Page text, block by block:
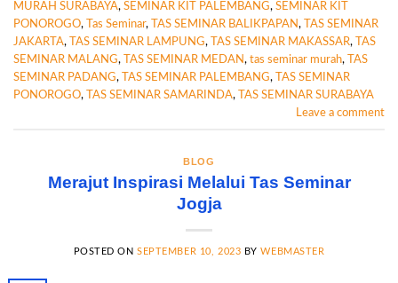
MURAH SURABAYA, SEMINAR KIT PALEMBANG, SEMINAR KIT
PONOROGO, Tas Seminar, TAS SEMINAR BALIKPAPAN,
TAS SEMINAR
JAKARTA, TAS SEMINAR LAMPUNG, TAS SEMINAR MAKASSAR,
TAS
SEMINAR MALANG, TAS SEMINAR MEDAN, tas seminar murah,
TAS
SEMINAR PADANG, TAS SEMINAR PALEMBANG,
TAS SEMINAR
PONOROGO, TAS SEMINAR SAMARINDA,
TAS SEMINAR SURABAYA
Leave a comment
BLOG
Merajut Inspirasi Melalui Tas Seminar
Jogja
POSTED ONSEPTEMBER 10, 2023 BYWEBMASTER